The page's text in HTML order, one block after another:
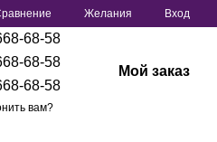
Желания Вход
68-58
68-58
68-58
вам?
Мой заказ